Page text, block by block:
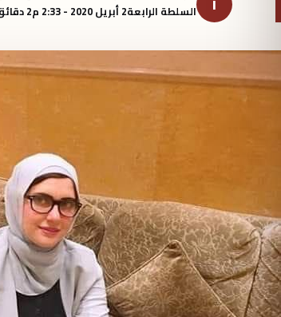
السلطة الرابعة2 أبريل 2020 - 2:33 م 2 دقائق